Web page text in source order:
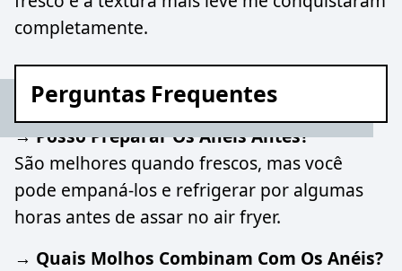
completamente.
Perguntas Frequentes
→ Posso Preparar Os Anéis Antes?
São melhores quando frescos, mas você
pode empaná-los e refrigerar por algumas
horas antes de assar no air fryer.
→ Quais Molhos Combinam Com Os Anéis?